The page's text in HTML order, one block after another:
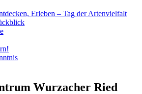
Erleben – Tag der Artenvielfalt
Wurzacher Ried